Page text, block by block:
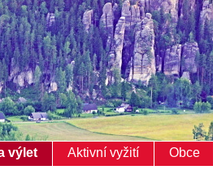
výlet Aktivní vyžití Obce